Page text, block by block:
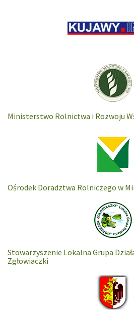
Ministerstwo Rolnictwa i Rozwoju
Ośrodek Doradztwa Rolniczego w
Stowarzyszenie Lokalna Grupa
Zgłowiaczki